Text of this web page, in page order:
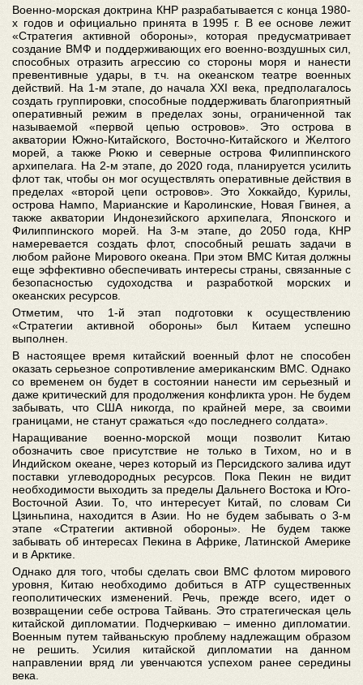
Военно-морская доктрина КНР разрабатывается с конца 1980-
х годов и официально принята в 1995 г. В ее основе лежит
«Стратегия активной обороны», которая предусматривает
создание ВМФ и поддерживающих его военно-воздушных сил,
способных отразить агрессию со стороны моря и нанести
превентивные удары, в т.ч. на океанском театре военных
действий. На 1-м этапе, до начала XXI века, предполагалось
создать группировки, способные поддерживать благоприятный
оперативный режим в пределах зоны, ограниченной так
называемой «первой цепью островов». Это острова в
акватории Южно-Китайского, Восточно-Китайского и Желтого
морей, а также Рюкю и северные острова Филиппинского
архипелага. На 2-м этапе, до 2020 года, планируется усилить
флот так, чтобы он мог осуществлять оперативные действия в
пределах «второй цепи островов». Это Хоккайдо, Курилы,
острова Нампо, Марианские и Каролинские, Новая Гвинея, а
также акватории Индонезийского архипелага, Японского и
Филиппинского морей. На 3-м этапе, до 2050 года, КНР
намеревается создать флот, способный решать задачи в
любом районе Мирового океана. При этом ВМС Китая должны
еще эффективно обеспечивать интересы страны, связанные с
безопасностью судоходства и разработкой морских и
океанских ресурсов.
Отметим, что 1-й этап подготовки к осуществлению
«Стратегии активной обороны» был Китаем успешно
выполнен.
В настоящее время китайский военный флот не способен
оказать серьезное сопротивление американским ВМС. Однако
со временем он будет в состоянии нанести им серьезный и
даже критический для продолжения конфликта урон. Не будем
забывать, что США никогда, по крайней мере, за своими
границами, не станут сражаться «до последнего солдата».
Наращивание военно-морской мощи позволит Китаю
обозначить свое присутствие не только в Тихом, но и в
Индийском океане, через который из Персидского залива идут
поставки углеводородных ресурсов. Пока Пекин не видит
необходимости выходить за пределы Дальнего Востока и Юго-
Восточной Азии. То, что интересует Китай, по словам Си
Цзиньпина, находится в Азии. Но не будем забывать о 3-м
этапе «Стратегии активной обороны». Не будем также
забывать об интересах Пекина в Африке, Латинской Америке
и в Арктике.
Однако для того, чтобы сделать свои ВМС флотом мирового
уровня, Китаю необходимо добиться в АТР существенных
геополитических изменений. Речь, прежде всего, идет о
возвращении себе острова Тайвань. Это стратегическая цель
китайской дипломатии. Подчеркиваю – именно дипломатии.
Военным путем тайваньскую проблему надлежащим образом
не решить. Усилия китайской дипломатии на данном
направлении вряд ли увенчаются успехом ранее середины
века.